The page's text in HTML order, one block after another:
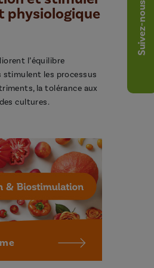
physiologique
l’équilibre
stimulent les processus
la tolérance aux
cultures.
Suivez-nous